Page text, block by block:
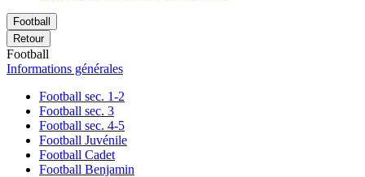
Football
Retour
Football
Informations générales
Football sec. 1-2
Football sec. 3
Football sec. 4-5
Football Juvénile
Football Cadet
Football Benjamin